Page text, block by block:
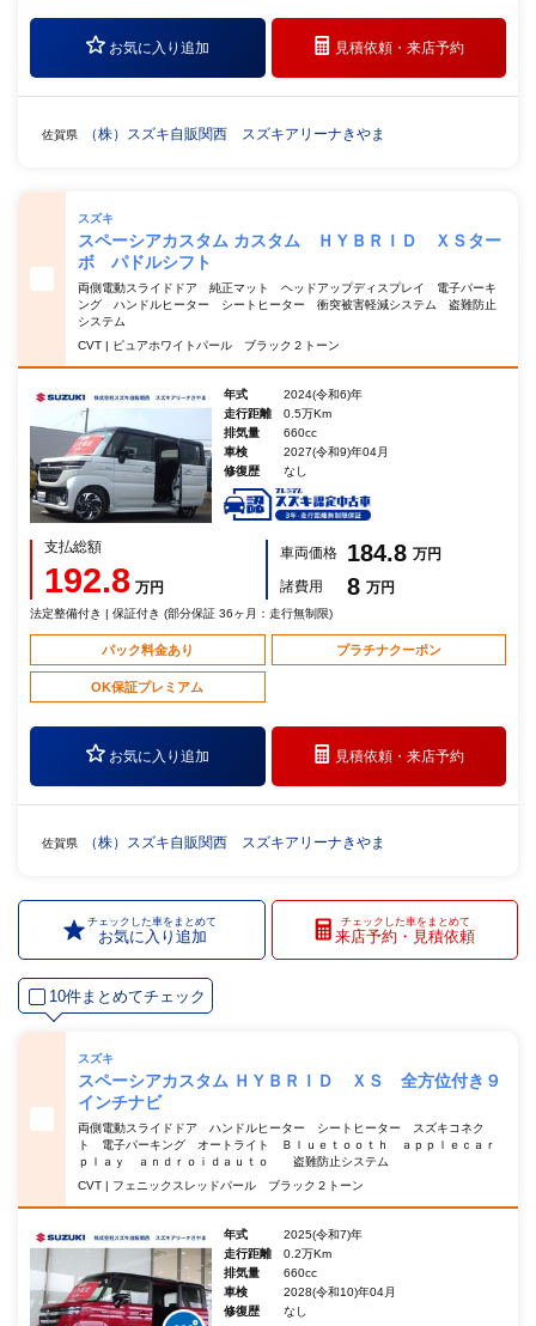
お気に入り追加 見積依頼・来店予約
佐賀県 （株）スズキ自販関西 スズキアリーナきやま
スズキ
スペーシアカスタム カスタム ＨＹＢＲＩＤ ＸＳター
ボ パドルシフト
両側電動スライドドア 純正マット ヘッドアップディスプレイ 電子パーキ
ング ハンドルヒーター シートヒーター 衝突被害軽減システム 盗難防止
システム
CVT | ピュアホワイトパール ブラック２トーン
年式
2024(令和6)年
走行距離
0.5万Km
排気量
660cc
車検
2027(令和9)年04月
修復歴
なし
支払総額
192.8 万円
車両価格 184.8 万円
諸費用
8 万円
法定整備付き | 保証付き (部分保証 36ヶ月：走行無制限)
パック料金あり プラチナクーポン
OK保証プレミアム
お気に入り追加 見積依頼・来店予約
佐賀県 （株）スズキ自販関西 スズキアリーナきやま
チェックした車をまとめて
お気に入り追加
チェックした車をまとめて
来店予約・見積依頼
10件まとめてチェック
スズキ
スペーシアカスタム ＨＹＢＲＩＤ ＸＳ 全方位付き９
インチナビ
両側電動スライドドア ハンドルヒーター シートヒーター スズキコネク
ト 電子パーキング オートライト Ｂｌｕｅｔｏｏｔｈ ａｐｐｌｅｃａｒ
ｐｌａｙ ａｎｄｒｏｉｄａｕｔｏ 盗難防止システム
CVT | フェニックスレッドパール ブラック２トーン
年式
2025(令和7)年
走行距離
0.2万Km
排気量
660cc
車検
2028(令和10)年04月
修復歴
なし